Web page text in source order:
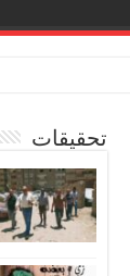
تحقيقات